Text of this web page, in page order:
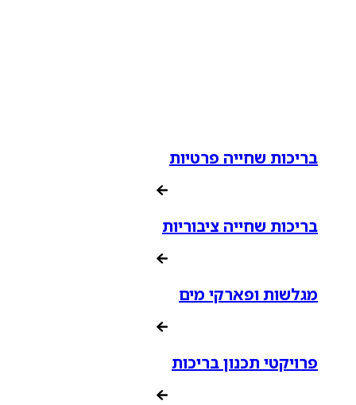
בריכות שחייה פרטיות
בריכות שחייה ציבוריות
מגלשות ופארקי מים
פרויקטי תכנון בריכות